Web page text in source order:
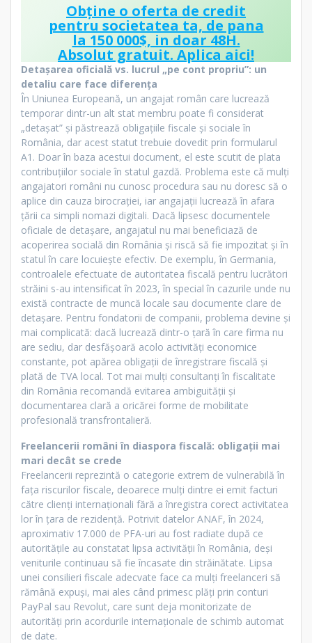
Obține o oferta de credit
pentru societatea ta, de pana
la 150 000$, in doar 48H.
Absolut gratuit. Aplica aici!
Detașarea oficială vs. lucrul „pe cont propriu”: un
detaliu care face diferența
În Uniunea Europeană, un angajat român care lucrează
temporar dintr-un alt stat membru poate fi considerat
„detașat” și păstrează obligațiile fiscale și sociale în
România, dar acest statut trebuie dovedit prin formularul
A1. Doar în baza acestui document, el este scutit de plata
contribuțiilor sociale în statul gazdă. Problema este că mulți
angajatori români nu cunosc procedura sau nu doresc să o
aplice din cauza birocrației, iar angajații lucrează în afara
țării ca simpli nomazi digitali. Dacă lipsesc documentele
oficiale de detașare, angajatul nu mai beneficiază de
acoperirea socială din România și riscă să fie impozitat și în
statul în care locuiește efectiv. De exemplu, în Germania,
controalele efectuate de autoritatea fiscală pentru lucrători
străini s-au intensificat în 2023, în special în cazurile unde nu
există contracte de muncă locale sau documente clare de
detașare. Pentru fondatorii de companii, problema devine și
mai complicată: dacă lucrează dintr-o țară în care firma nu
are sediu, dar desfășoară acolo activități economice
constante, pot apărea obligații de înregistrare fiscală și
plată de TVA local. Tot mai mulți consultanți în fiscalitate
din România recomandă evitarea ambiguității și
documentarea clară a oricărei forme de mobilitate
profesională transfrontalieră.
Freelancerii români în diaspora fiscală: obligații mai
mari decât se crede
Freelancerii reprezintă o categorie extrem de vulnerabilă în
fața riscurilor fiscale, deoarece mulți dintre ei emit facturi
către clienți internaționali fără a înregistra corect activitatea
lor în țara de rezidență. Potrivit datelor ANAF, în 2024,
aproximativ 17.000 de PFA-uri au fost radiate după ce
autoritățile au constatat lipsa activității în România, deși
veniturile continuau să fie încasate din străinătate. Lipsa
unei consilieri fiscale adecvate face ca mulți freelanceri să
rămână expuși, mai ales când primesc plăți prin conturi
PayPal sau Revolut, care sunt deja monitorizate de
autorități prin acordurile internaționale de schimb automat
de date.